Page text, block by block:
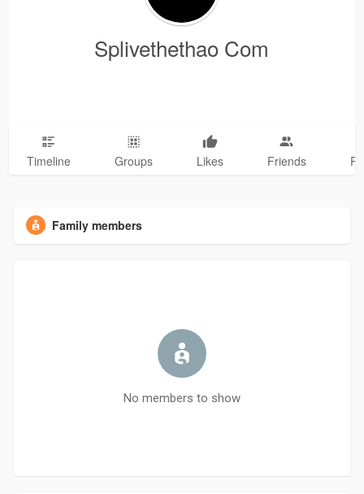
Splivethethao Com
Timeline Groups Likes Friends
Family members
No members to show